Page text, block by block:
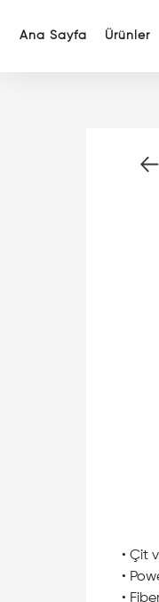
Ana Sayfa Ürünler
• Çit
•
•